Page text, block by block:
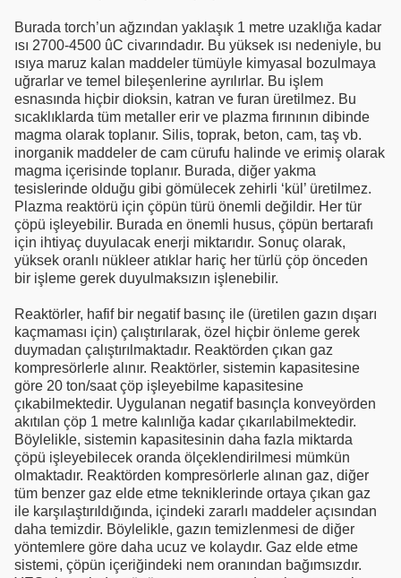
Burada torch’un ağzından yaklaşık 1 metre uzaklığa kadar
ısı 2700-4500 ûC civarındadır. Bu yüksek ısı nedeniyle, bu
ısıya maruz kalan maddeler tümüyle kimyasal bozulmaya
uğrarlar ve temel bileşenlerine ayrılırlar. Bu işlem
esnasında hiçbir dioksin, katran ve furan üretilmez. Bu
sıcaklıklarda tüm metaller erir ve plazma fırınının dibinde
magma olarak toplanır. Silis, toprak, beton, cam, taş vb.
inorganik maddeler de cam cürufu halinde ve erimiş olarak
magma içerisinde toplanır. Burada, diğer yakma
tesislerinde olduğu gibi gömülecek zehirli ‘kül’ üretilmez.
Plazma reaktörü için çöpün türü önemli değildir. Her tür
çöpü işleyebilir. Burada en önemli husus, çöpün bertarafı
için ihtiyaç duyulacak enerji miktarıdır. Sonuç olarak,
yüksek oranlı nükleer atıklar hariç her türlü çöp önceden
bir işleme gerek duyulmaksızın işlenebilir.
Reaktörler, hafif bir negatif basınç ile (üretilen gazın dışarı
kaçmaması için) çalıştırılarak, özel hiçbir önleme gerek
duymadan çalıştırılmaktadır. Reaktörden çıkan gaz
kompresörlerle alınır. Reaktörler, sistemin kapasitesine
göre 20 ton/saat çöp işleyebilme kapasitesine
çıkabilmektedir. Uygulanan negatif basınçla konveyörden
akıtılan çöp 1 metre kalınlığa kadar çıkarılabilmektedir.
Böylelikle, sistemin kapasitesinin daha fazla miktarda
çöpü işleyebilecek oranda ölçeklendirilmesi mümkün
olmaktadır. Reaktörden kompresörlerle alınan gaz, diğer
tüm benzer gaz elde etme tekniklerinde ortaya çıkan gaz
ile karşılaştırıldığında, içindeki zararlı maddeler açısından
daha temizdir. Böylelikle, gazın temizlenmesi de diğer
yöntemlere göre daha ucuz ve kolaydır. Gaz elde etme
sistemi, çöpün içeriğindeki nem oranından bağımsızdır.